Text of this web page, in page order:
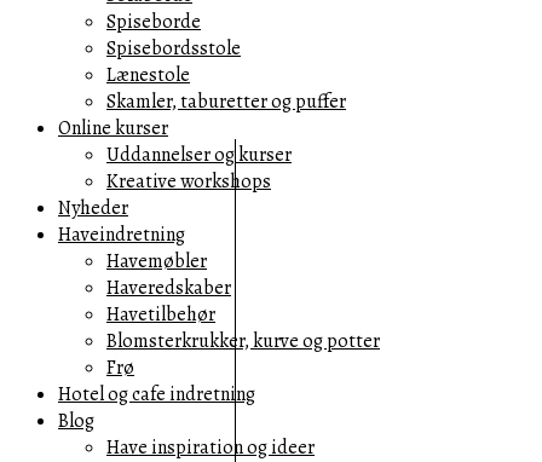
Spiseborde
Spisebordsstole
Lænestole
Skamler, taburetter og puffer
Online kurser
Uddannelser og kurser
Kreative workshops
Nyheder
Haveindretning
Havemøbler
Haveredskaber
Havetilbehør
Blomsterkrukker, kurve og potter
Frø
Hotel og cafe indretning
Blog
Have inspiration og ideer